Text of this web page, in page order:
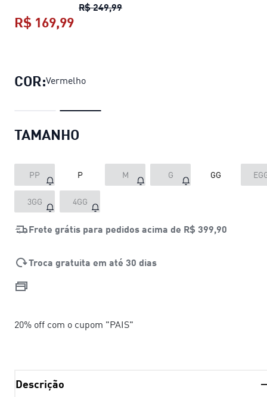
R$ 249,99Camiseta Scuderia Ferrari
R$ 169,99
COR:Vermelho
TAMANHO
PP P M G GG
3GG 4GG
Frete grátis para pedidos acima de R$ 399,90
Troca gratuita em até 30 dias
20% off com o cupom "PAIS"
Descrição